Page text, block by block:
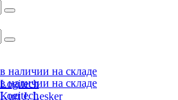
наличии на складе
J. Lesker
наличии на складе